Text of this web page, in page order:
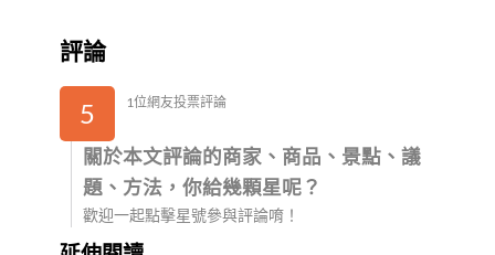
評論
5 1位網友投票評論
關於本文評論的商家、商品、景點、議
題、方法，你給幾顆星呢？
歡迎一起點擊星號參與評論唷！